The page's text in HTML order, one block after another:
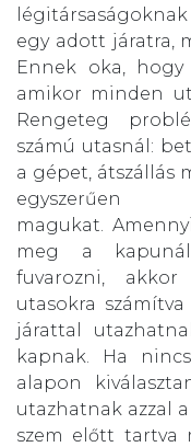
egy adott járatra,
Ennek oka,
amikor minden
Rengeteg
számú utasnál:
a gépet, átszállás
magukat.
meg a
fuvarozni,
utasokra
járattal
kapnak. Ha
alapon
utazhatnak azzal
szem előtt tartva